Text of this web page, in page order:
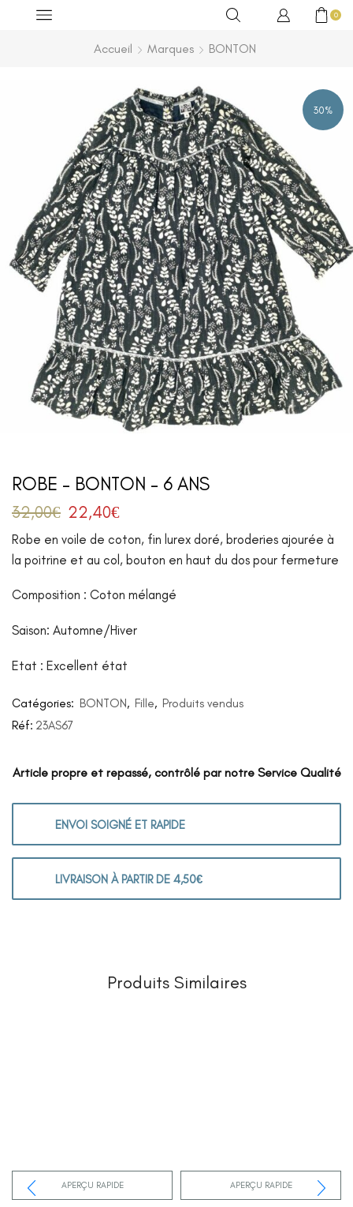
0
Accueil Marques BONTON
30%
ROBE – BONTON – 6 ANS
32,00€ 22,40€
Robe en voile de coton, fin lurex doré, broderies ajourée à
la poitrine et au col, bouton en haut du dos pour fermeture
Composition : Coton mélangé
Saison: Automne/Hiver
Etat : Excellent état
Catégories: BONTON, Fille, Produits vendus
Réf: 23AS67
Article propre et repassé, contrôlé par notre Service Qualité
ENVOI SOIGNÉ ET RAPIDE
LIVRAISON À PARTIR DE 4,50€
Produits Similaires
APERÇU RAPIDE APERÇU RAPIDE